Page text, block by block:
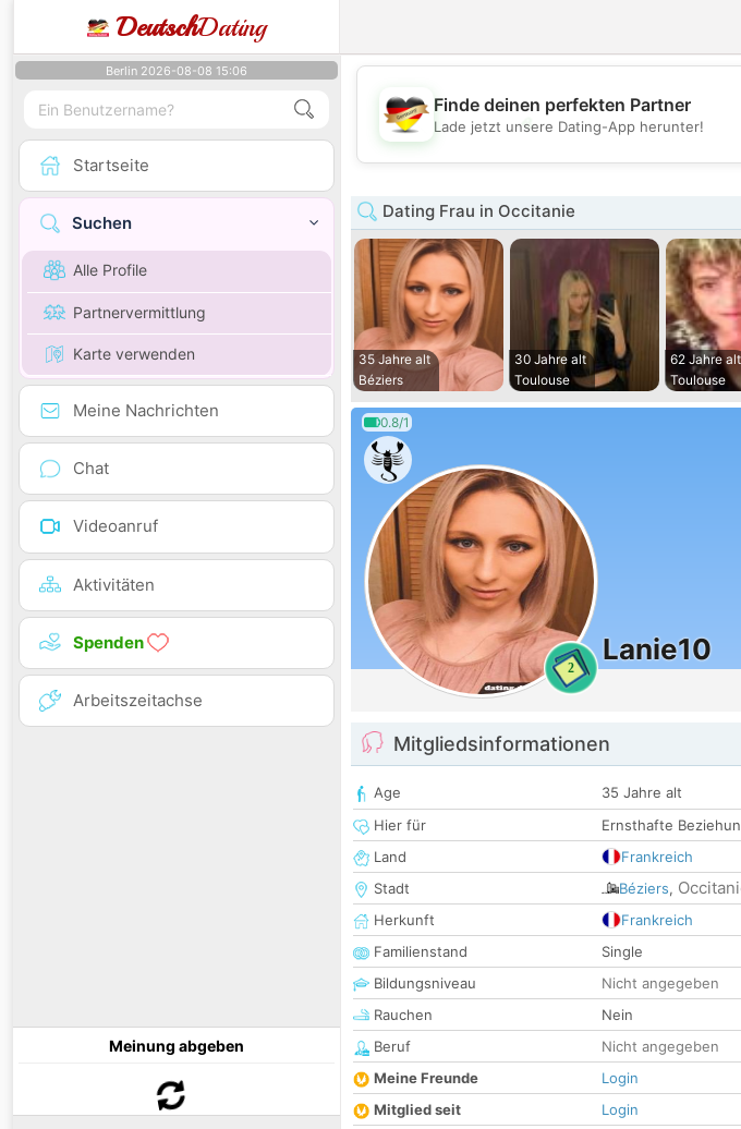
DeutschDating
Berlin 2026-08-08 15:06
Startseite
Suchen
Alle Profile
Partnervermittlung
Karte verwenden
Meine Nachrichten
Chat
Videoanruf
Aktivitäten
Spenden
Arbeitszeitachse
Meinung abgeben
💖
Finde deinen perfekten Partner
Lade jetzt unsere Dating-App herunter!
Dating Frau in Occitanie
35 Jahre alt
Béziers
30 Jahre alt
Toulouse
62 Jahre alt
Toulouse
0.8/1
2
Lanie10
Mitgliedsinformationen
Age
35 Jahre alt
Hier für
Ernsthafte
Land
Frankreich
Stadt
Béziers,
Herkunft
Frankreich
Familienstand
Single
Bildungsniveau
Nicht angegeben
Rauchen
Nein
Beruf
Nicht angegeben
Meine Freunde
Login
Mitglied seit
Login